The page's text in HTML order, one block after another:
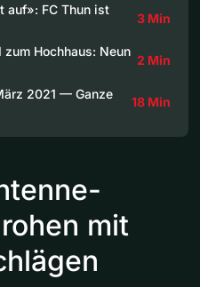
auf»: FC Thun ist
3 Min
zum Hochhaus: Neun
2 Min
2021 — Ganze
18 Min
mit